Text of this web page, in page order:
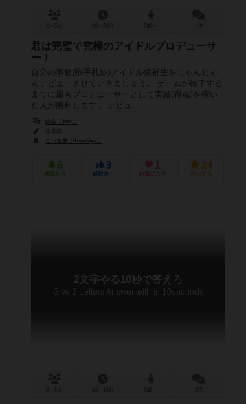
君は完璧で究極のアイドルプロデューサ
ー！
自分の事務所(手札)のアイドル候補生をじゃんじゃ
んデビューさせていきましょう。 ゲームが終了する
までに最もプロデューサーとして実績(得点)を稼い
だ人が勝利します。 デビュ...
ゆお（Yuo）
こっち屋（Kocchiya）
6
興味あり
9
経験あり
1
お気に入り
24
持ってる
2文字やる10秒で答えろ
Give 2 Letters Answer with in 10seconds